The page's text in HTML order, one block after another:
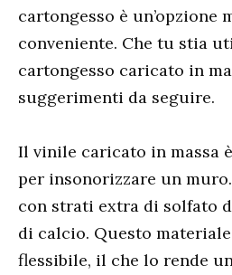
cartongesso è un’opzione
conveniente. Che tu stia
cartongesso caricato in
suggerimenti da seguire.
Il vinile caricato in massa
per insonorizzare un
con strati extra di solfato
di calcio. Questo
flessibile, il che lo rende